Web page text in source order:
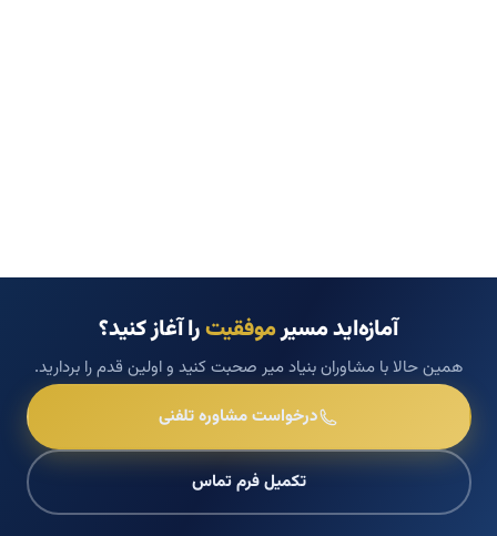
آمازه‌اید مسیرموفقیترا آغاز کنید؟
همین حالا با مشاوران بنیاد میر صحبت کنید و اولین قدم را بردارید.
درخواست مشاوره تلفنی
تکمیل فرم تماس